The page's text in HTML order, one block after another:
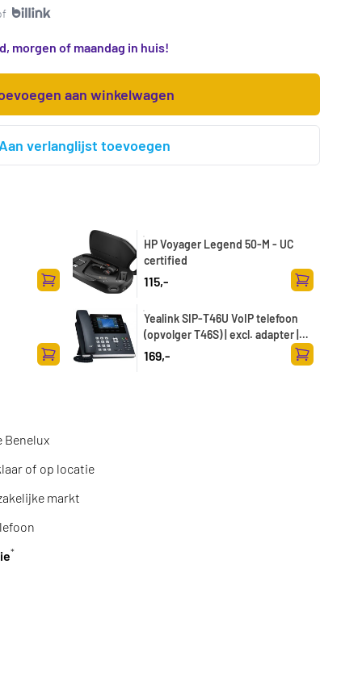
morgen of maandag in huis!
aan winkelwagen
Aan verlanglijst toevoegen
Toevoegen aan winkelwagen
HP Voyager Legend 50-M - UC
certified
115,-
Toevoegen
Toevoegen aan winkelwagen
Yealink SIP-T46U VoIP telefoon
(opvolger T46S) | excl. adapter |
Int. Firmware
169,-
Toevoegen
Benelux
of op locatie
markt
*